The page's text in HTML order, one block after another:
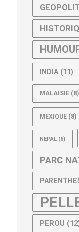
INDIA (11)
MALAISIE (8)
MEXIQUE (8)
NEPAL (6)
PARC
PEROU